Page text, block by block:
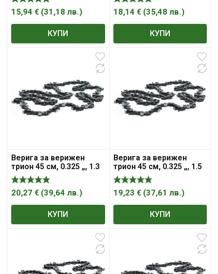
McCulloch
15,94 € (31,18 лв.)
КУПИ
McCulloch
18,14 € (35,48 лв.)
КУПИ
Верига за верижен
трион 45 см, 0.325 „, 1.3
мм, 72, X-Cut SP33G ,
Husqvarna
20,27 € (39,64 лв.)
КУПИ
Верига за верижен
трион 45 см, 0.325 „, 1.5
мм, 72, CHO054 ,
McCulloch
19,23 € (37,61 лв.)
КУПИ